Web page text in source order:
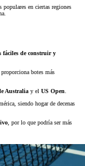
populares en ciertas regiones
fáciles de construir y
botes más
Australia y el US Open.
siendo hogar de decenas
, por lo que podría ser más